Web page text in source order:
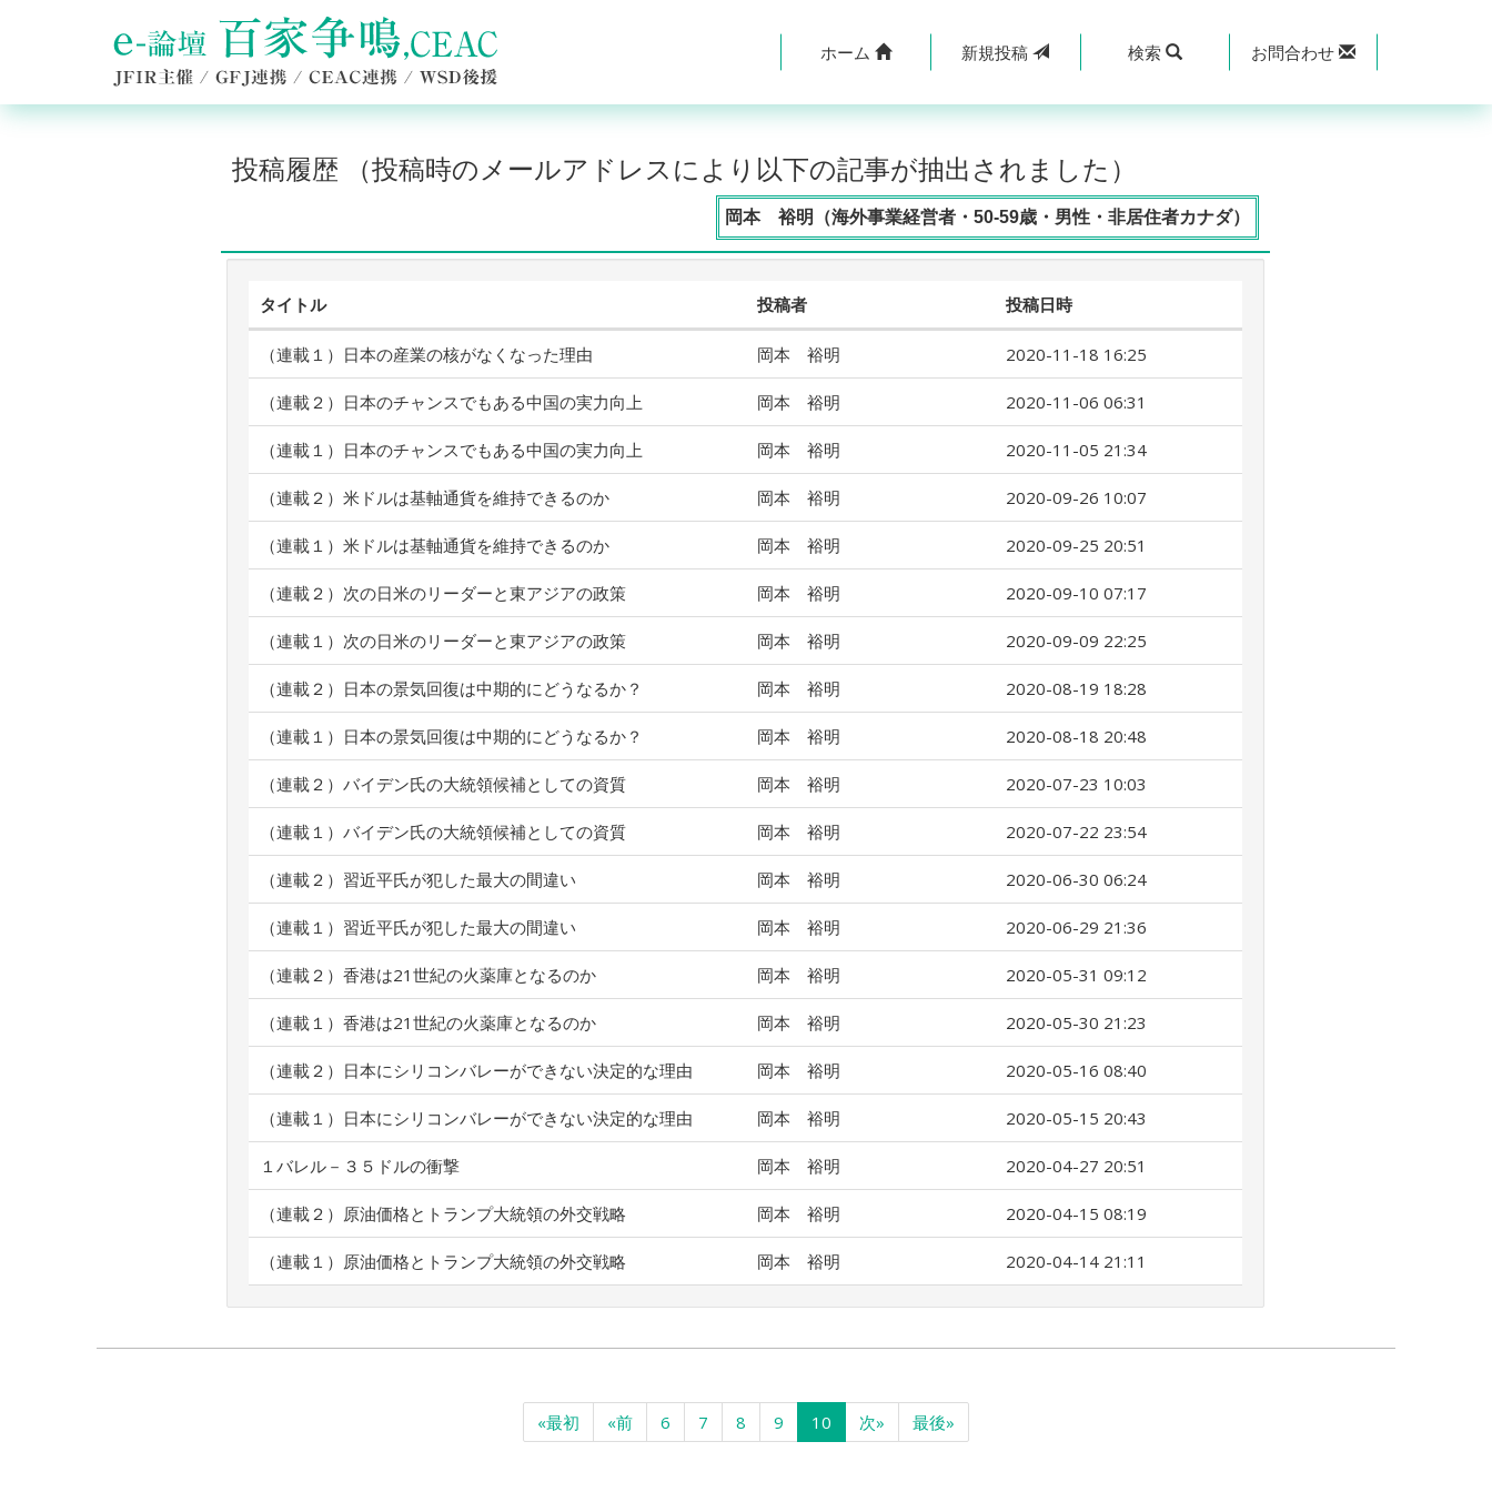
ホーム 新規投稿 検索 お問合わせ
投稿履歴 （投稿時のメールアドレスにより以下の記事が抽出されました）
岡本 裕明（海外事業経営者・50-59歳・男性・非居住者カナダ）
タイトル 投稿者 投稿日時
（連載１）日本の産業の核がなくなった理由 岡本 裕明 2020-11-18 16:25
（連載２）日本のチャンスでもある中国の実力向上 岡本 裕明 2020-11-06 06:31
（連載１）日本のチャンスでもある中国の実力向上 岡本 裕明 2020-11-05 21:34
（連載２）米ドルは基軸通貨を維持できるのか 岡本 裕明 2020-09-26 10:07
（連載１）米ドルは基軸通貨を維持できるのか 岡本 裕明 2020-09-25 20:51
（連載２）次の日米のリーダーと東アジアの政策 岡本 裕明 2020-09-10 07:17
（連載１）次の日米のリーダーと東アジアの政策 岡本 裕明 2020-09-09 22:25
（連載２）日本の景気回復は中期的にどうなるか？ 岡本 裕明 2020-08-19 18:28
（連載１）日本の景気回復は中期的にどうなるか？ 岡本 裕明 2020-08-18 20:48
（連載２）バイデン氏の大統領候補としての資質 岡本 裕明 2020-07-23 10:03
（連載１）バイデン氏の大統領候補としての資質 岡本 裕明 2020-07-22 23:54
（連載２）習近平氏が犯した最大の間違い 岡本 裕明 2020-06-30 06:24
（連載１）習近平氏が犯した最大の間違い 岡本 裕明 2020-06-29 21:36
（連載２）香港は21世紀の火薬庫となるのか 岡本 裕明 2020-05-31 09:12
（連載１）香港は21世紀の火薬庫となるのか 岡本 裕明 2020-05-30 21:23
（連載２）日本にシリコンバレーができない決定的な理由 岡本 裕明 2020-05-16 08:40
（連載１）日本にシリコンバレーができない決定的な理由 岡本 裕明 2020-05-15 20:43
１バレル－３５ドルの衝撃 岡本 裕明 2020-04-27 20:51
（連載２）原油価格とトランプ大統領の外交戦略 岡本 裕明 2020-04-15 08:19
（連載１）原油価格とトランプ大統領の外交戦略 岡本 裕明 2020-04-14 21:11
«最初 «前 6 7 8 9 10 次» 最後»